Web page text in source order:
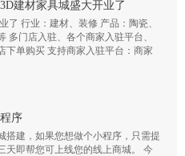
建材家具城盛大开业了
了 行业：建材、装修 产品：陶瓷、
多门店入驻、各个商家入驻平台、
下单购买 支持商家入驻平台：商家
序
搭建，如果您想做个小程序，只需提
天即帮您可上线您的线上商城。 今